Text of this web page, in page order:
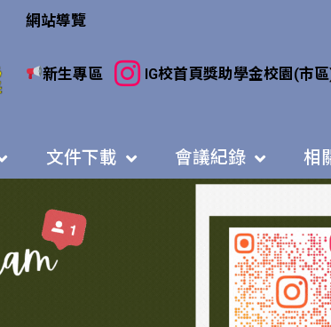
網站導覽
新生專區 IG校首頁獎助學金校園(市
文件下載 會議紀錄 相